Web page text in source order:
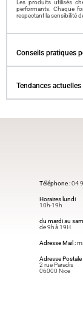
Les produits utilisés
performants . Chaque
respectant la sensibilité
Conseils pratiques
Tendances
Téléphone :04
Horaires lundi
10h-19h
du mardi au
de 9h à 19H
Adresse Mail :
Adresse Postale
2 rue Paradis
06000 Nice